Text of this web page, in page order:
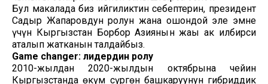
Бул макалада биз ийгиликтин себептерин, президент
Садыр Жапаровдун ролун жана ошондой эле эмне
үчүн Кыргызстан Борбор Азиянын жаңы ак илбирси
аталып жатканын талдайбыз.
Game changer: лидердин ролу
2010-жылдан 2020-жылдын октябрына чейин
Кыргызстанда өкүм сүргөн башкаруунун гибриддик